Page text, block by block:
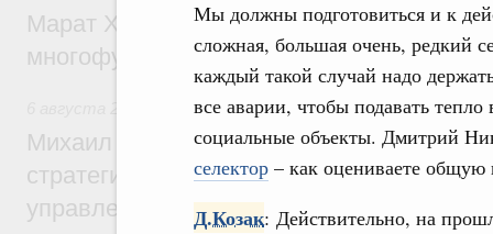
Мы должны подготовиться и к
сложная, большая очень, редкий
каждый такой случай надо
все аварии, чтобы подавать
социальные объекты. Дмитрий
селектор – как оцениваете общую
Д.Козак: Действительно, на
Марат Хуснуллин: На двух скоростных
многофункциональные зоны дорожного
Технологическое развитие. Инновации
Михаил Мишустин дал поручения по
стратегической сессии о
управления научно-технологическим